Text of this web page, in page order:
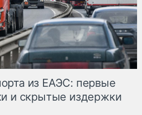
из ЕАЭС: первые
и скрытые издержки